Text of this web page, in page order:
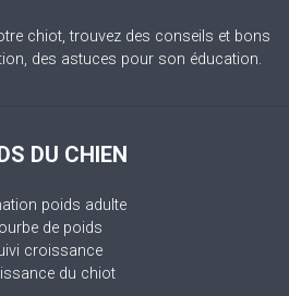
chiot, trouvez des conseils et bons
des astuces pour son éducation.
DU CHIEN
poids adulte
de poids
croissance
du chiot